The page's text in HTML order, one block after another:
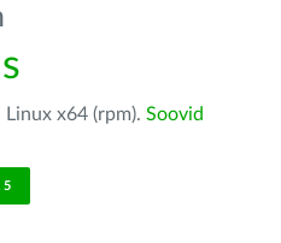
x64 (rpm). Soovid